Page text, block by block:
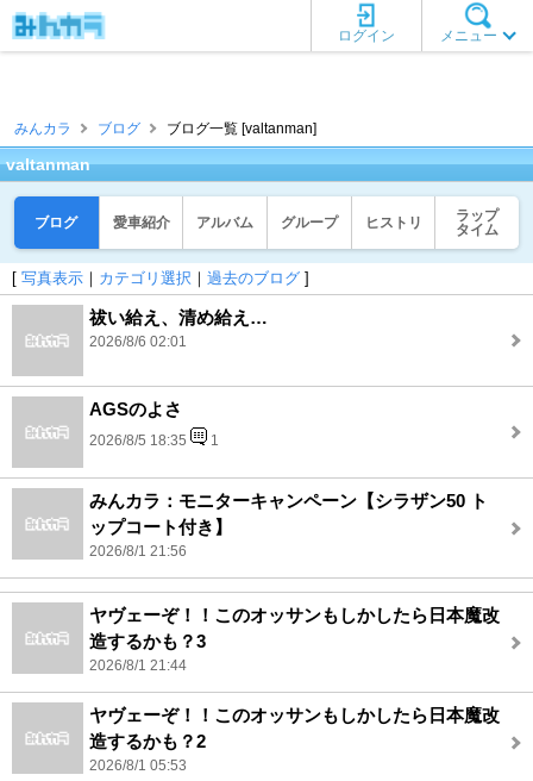
メニュー
ログイン
みんカラ ブログ ブログ一覧 [valtanman]
valtanman
ブログ 愛車紹介 アルバム グループ ヒストリ
ラップ
タイム
[ 写真表示 ｜ カテゴリ選択 ｜ 過去のブログ ]
祓い給え、清め給え…
2026/8/6 02:01
AGSのよさ
2026/8/5 18:35 1
みんカラ：モニターキャンペーン【シラザン50 ト
ップコート付き】
2026/8/1 21:56
ヤヴェーぞ！！このオッサンもしかしたら日本魔改
造するかも？3
2026/8/1 21:44
ヤヴェーぞ！！このオッサンもしかしたら日本魔改
造するかも？2
2026/8/1 05:53